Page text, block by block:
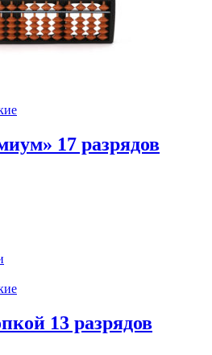
17 разрядов
13 разрядов